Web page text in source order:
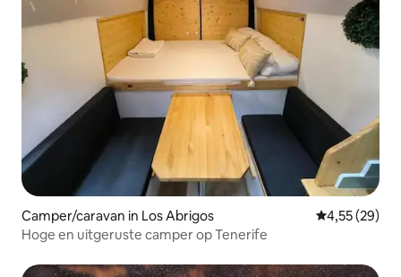
Camper/caravan in Los Abrigos Gemiddelde
4,55 (29)
Hoge en uitgeruste camper op Tenerife